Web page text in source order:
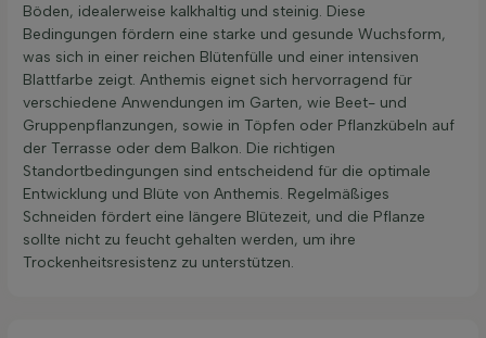
Böden, idealerweise kalkhaltig und steinig. Diese
Bedingungen fördern eine starke und gesunde Wuchsform,
was sich in einer reichen Blütenfülle und einer intensiven
Blattfarbe zeigt. Anthemis eignet sich hervorragend für
verschiedene Anwendungen im Garten, wie Beet- und
Gruppenpflanzungen, sowie in Töpfen oder Pflanzkübeln auf
der Terrasse oder dem Balkon. Die richtigen
Standortbedingungen sind entscheidend für die optimale
Entwicklung und Blüte von Anthemis. Regelmäßiges
Schneiden fördert eine längere Blütezeit, und die Pflanze
sollte nicht zu feucht gehalten werden, um ihre
Trockenheitsresistenz zu unterstützen.